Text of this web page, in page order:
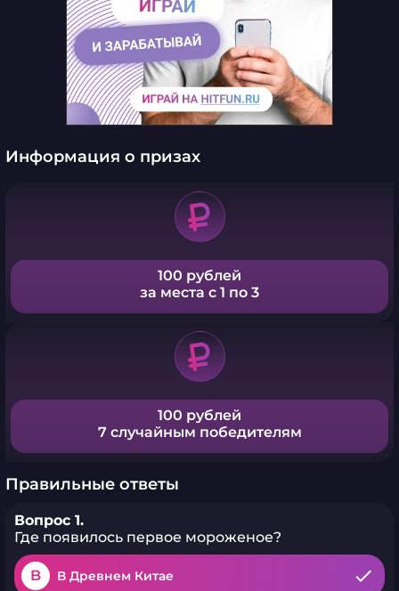
Информация о призах
100 рублей
за места с 1 по 3
100 рублей
7 случайным победителям
Правильные ответы
Вопрос 1.
Где появилось первое мороженое?
B В Древнем Китае